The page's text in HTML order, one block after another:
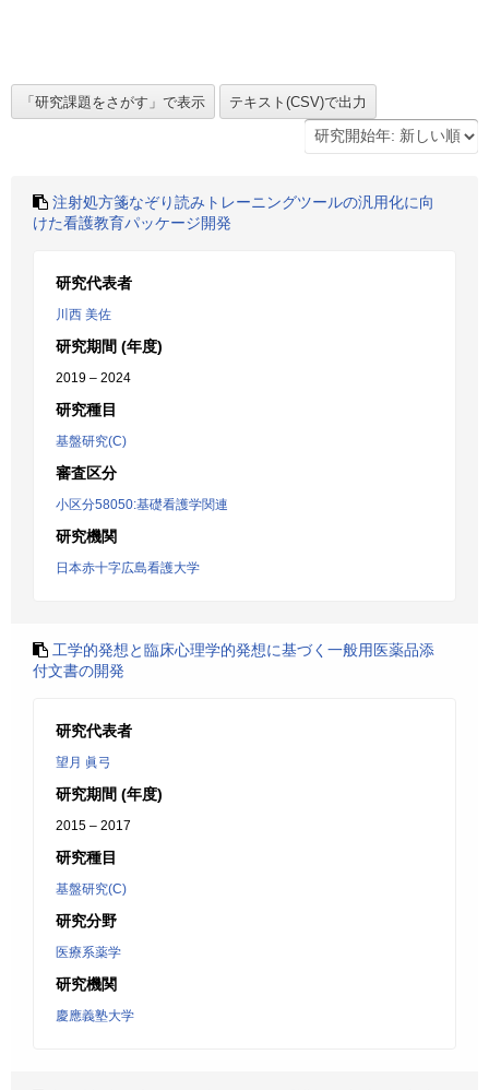
注射処方箋なぞり読みトレーニングツールの汎用化に向
けた看護教育パッケージ開発
研究代表者
川西 美佐
研究期間 (年度)
2019 – 2024
研究種目
基盤研究(C)
審査区分
小区分58050:基礎看護学関連
研究機関
日本赤十字広島看護大学
工学的発想と臨床心理学的発想に基づく一般用医薬品添
付文書の開発
研究代表者
望月 眞弓
研究期間 (年度)
2015 – 2017
研究種目
基盤研究(C)
研究分野
医療系薬学
研究機関
慶應義塾大学